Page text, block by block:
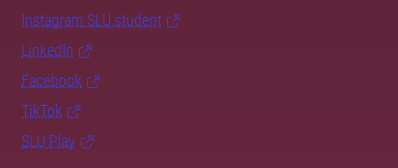
Instagram SLU.student
LinkedIn
Facebook
TikTok
SLU Play